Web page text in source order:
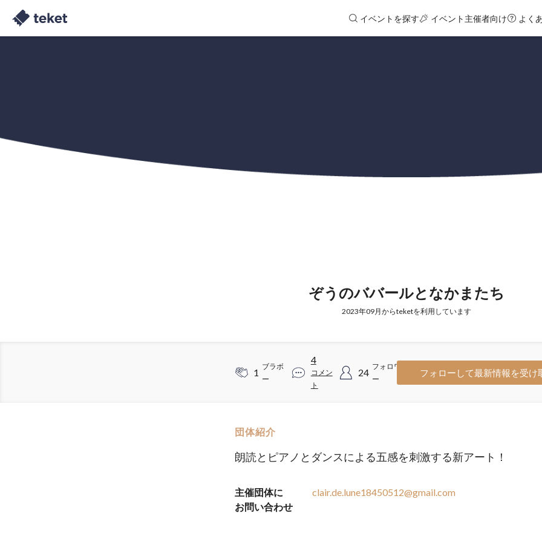
イベントを探す イベント主催者向け よく
ぞうのババールとなかまたち
2023年09月からteketを利用しています
1
ブラボ
ー
4
コメン
ト
24
フォロワ
ー
フォローして最新情報を受け
団体紹介
朗読とピアノとダンスによる五感を刺激する新アート！
主催団体に
お問い合わせ
clair.de.lune18450512@gmail.com